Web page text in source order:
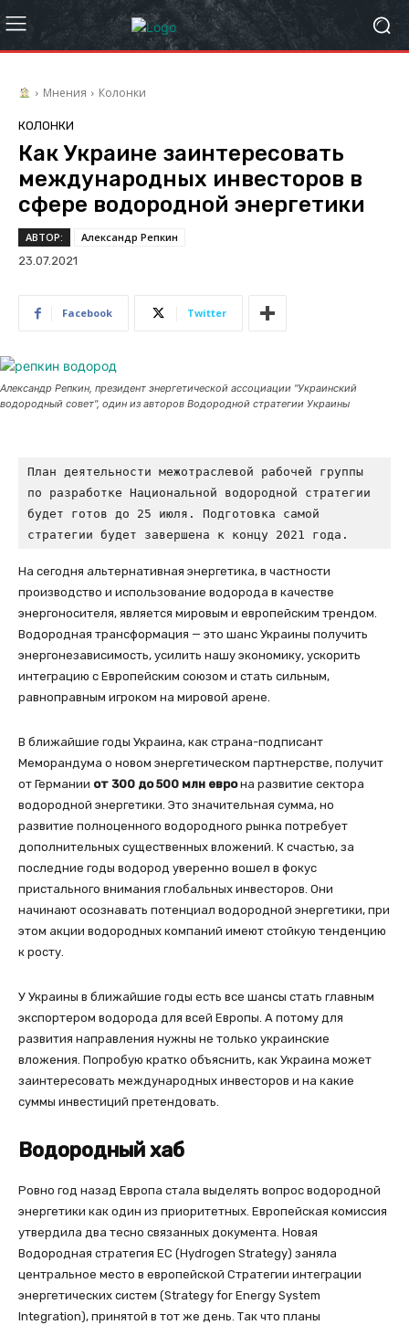
Мнения Колонки
КОЛОНКИ
Как Украине заинтересовать
международных инвесторов в
сфере водородной энергетики
АВТОР:
Александр Репкин
23.07.2021
Facebook Twitter
Александр Репкин, президент энергетической ассоциации "Украинский
водородный совет", один из авторов Водородной стратегии Украины
План деятельности межотраслевой рабочей группы
по разработке Национальной водородной стратегии
будет готов до 25 июля. Подготовка самой
стратегии будет завершена к концу 2021 года.
На сегодня альтернативная энергетика, в частности
производство и использование водорода в качестве
энергоносителя, является мировым и европейским трендом.
Водородная трансформация — это шанс Украины получить
энергонезависимость, усилить нашу экономику, ускорить
интеграцию с Европейским союзом и стать сильным,
равноправным игроком на мировой арене.
В ближайшие годы Украина, как страна-подписант
Меморандума о новом энергетическом партнерстве, получит
от Германии от 300 до 500 млн еврона развитие сектора
водородной энергетики. Это значительная сумма, но
развитие полноценного водородного рынка потребует
дополнительных существенных вложений. К счастью, за
последние годы водород уверенно вошел в фокус
пристального внимания глобальных инвесторов. Они
начинают осознавать потенциал водородной энергетики, при
этом акции водородных компаний имеют стойкую тенденцию
к росту.
У Украины в ближайшие годы есть все шансы стать главным
экспортером водорода для всей Европы. А потому для
развития направления нужны не только украинские
вложения. Попробую кратко объяснить, как Украина может
заинтересовать международных инвесторов и на какие
суммы инвестиций претендовать.
Водородный хаб
Ровно год назад Европа стала выделять вопрос водородной
энергетики как один из приоритетных. Европейская комиссия
утвердила два тесно связанных документа. Новая
Водородная стратегия ЕС (Hydrogen Strategy) заняла
центральное место в европейской Стратегии интеграции
энергетических систем (Strategy for Energy System
Integration), принятой в тот же день. Так что планы